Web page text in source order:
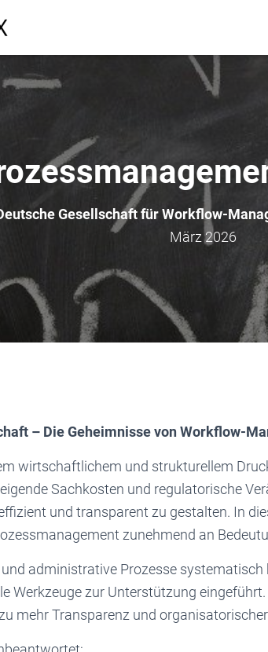
Gesellschaft für Workflow-
März 2026
– Die Geheimnisse von Workflow-
wirtschaftlichem und strukturellem
Sachkosten und regulatorische
und transparent zu gestalten. In
zunehmend an
administrative Prozesse systematisch
Werkzeuge zur Unterstützung eingeführt.
mehr Transparenz und